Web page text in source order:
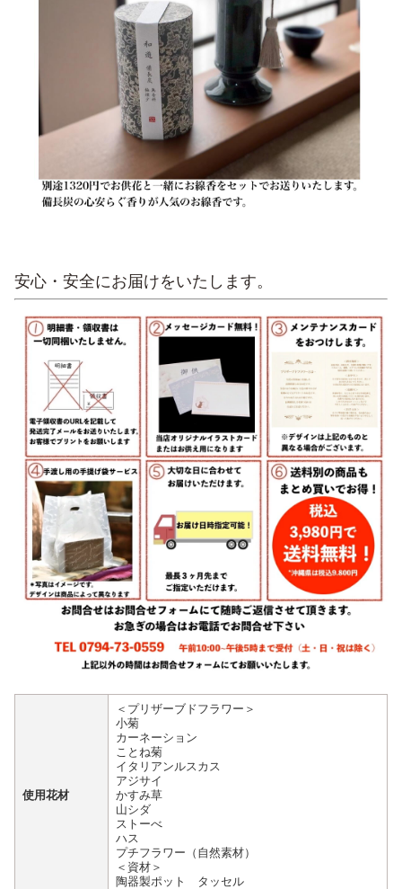
安心・安全にお届けをいたします。
使用花材
＜プリザーブドフラワー＞
小菊
カーネーション
ことね菊
イタリアンルスカス
アジサイ
かすみ草
山シダ
ストーべ
ハス
プチフラワー（自然素材）
＜資材＞
陶器製ポット タッセル